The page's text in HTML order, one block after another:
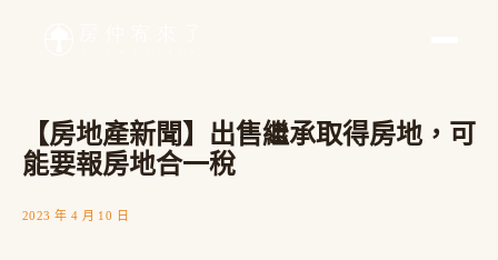
【房地產新聞】出售繼承取得房地，可
能要報房地合一稅
2023 年 4 月 10 日